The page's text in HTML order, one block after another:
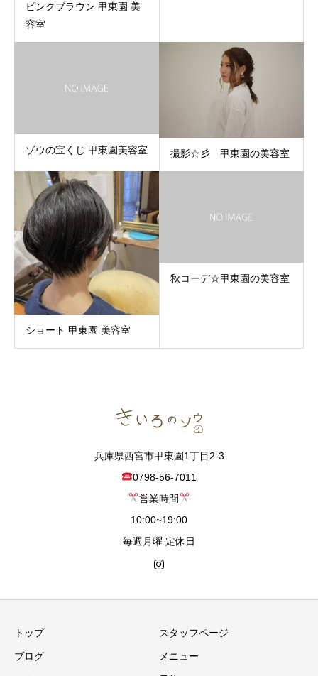
ピンクブラウン 甲東園 美
容室
ゾウの宝くじ 甲東園美容室 撮影☆彡 甲東園の美容室
ショート 甲東園 美容室
秋コーデ☆甲東園の美容室
兵庫県西宮市甲東園1丁目2-3
0798-56-7011
営業時間
10:00~19:00
毎週月曜 定休日
トップ スタッフページ
ブログ メニュー